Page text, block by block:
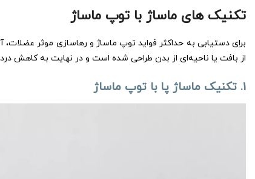
تکنیک های ماساژ با توپ ماساژ
برای دستیابی به حداکثر فواید توپ ماساژ و رهاسازی موثر
از بافت یا ناحیه‌ای از بدن طراحی شده است و در نهایت به کاهش
1. تکنیک ماساژ پا با توپ ماساژ